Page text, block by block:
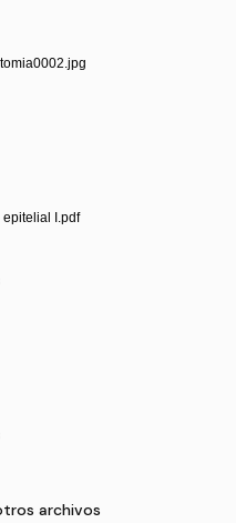
epitelial I.pdf
archivos